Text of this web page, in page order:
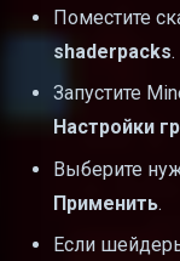
Поместите
shaderpacks.
Запустите
Настройки
Выберите
Применить.
Если